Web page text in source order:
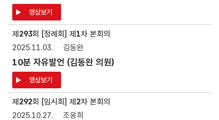
영상보기
제 293회 [정례회] 제 1차 본회의
2025.11.03.
김동완
10분 자유발언 (김동완 의원)
영상보기
제 292회 [임시회] 제 2차 본회의
2025.10.27.
조웅희